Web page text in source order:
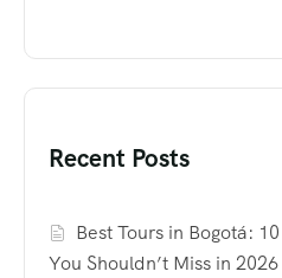
Recent Posts
Best Tours in Bogotá:
You Shouldn’t Miss in 2026